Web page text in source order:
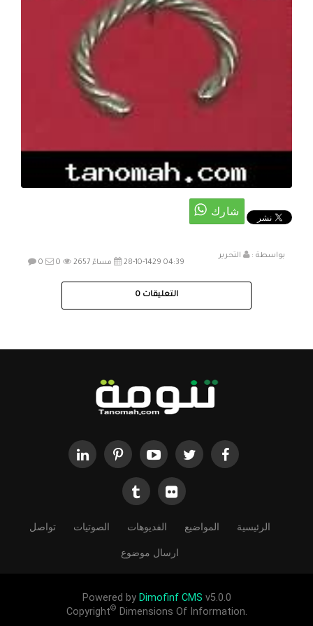
بواسطة :
التحرير
28-10-1429 04:39 مساءً
0 0 2657
التعليقات 0
الرئيسية المواضيع الفديوهات الصوتيات تواصل
ارسال موضوع
Powered by Dimofinf CMS v5.0.0
Copyright© Dimensions Of Information.